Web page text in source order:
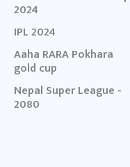
2024
IPL 2024
Aaha RARA Pokhara
gold cup
Nepal Super League -
2080